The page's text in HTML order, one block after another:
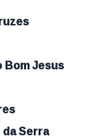
Bom Jesus
da Serra